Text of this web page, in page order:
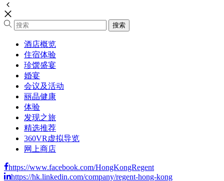
酒店概览
住宿体验
珍馔盛宴
婚宴
会议及活动
丽晶健康
体验
发现之旅
精选推荐
360VR虚拟导览
网上商店
https://www.facebook.com/HongKongRegent
https://hk.linkedin.com/company/regent-hong-kong